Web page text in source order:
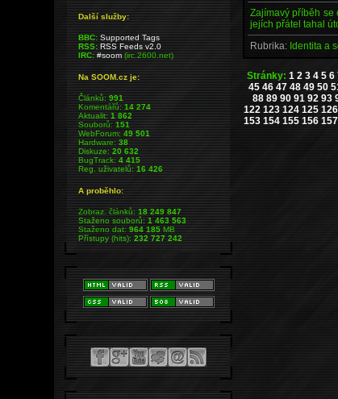
Zajímavý příběh se
jejích přátel tahal
Rubrika: Identita a
Stránky: 1 2 3 4 5 6
45 46 47 48 49 50
88 89 90 91 92 93
122 123 124 125 126
153 154 155 156 157
Další služby:
BBC: Supported Tags
RSS: RSS Feeds v2.0
IRC: #soom(irc.2600.net)
Na SOOM.cz je:
Článků:991
Komentářů:14 274
Aktualit:1 862
Souborů:151
WebForum:49 501
Hardware:38
Diskuze:20 632
BugTrack:4 415
Reg. uživatelů:16 426
A proběhlo:
Zobraz. článků:18 249 847
Staženo souborů:1 463 563
Staženo dat:964 185MB
Přístupy (hits):232 727 242